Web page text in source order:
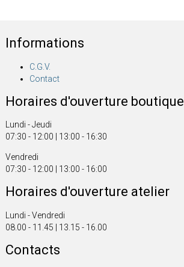
Informations
C.G.V.
Contact
Horaires d'ouverture boutique
Lundi - Jeudi
07:30 - 12:00 | 13:00 - 16:30
Vendredi
07:30 - 12:00 | 13:00 - 16:00
Horaires d'ouverture atelier
Lundi - Vendredi
08.00 - 11.45 | 13.15 - 16.00
Contacts